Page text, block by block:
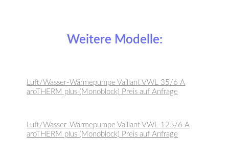
Weitere Modelle:
Luft/Wasser-Wärmepumpe Vaillant VWL 35/6 A
aroTHERM plus (Monoblock) Preis auf Anfrage
Luft/Wasser-Wärmepumpe Vaillant VWL 125/6 A
aroTHERM plus (Monoblock) Preis auf Anfrage